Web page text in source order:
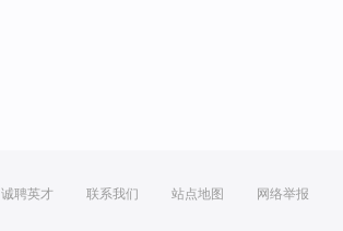
诚聘英才 联系我们 站点地图 网络举报